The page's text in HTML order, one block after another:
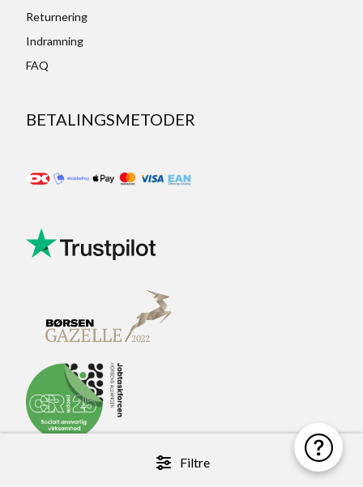
Filtre
Returnering
Indramning
FAQ
BETALINGSMETODER